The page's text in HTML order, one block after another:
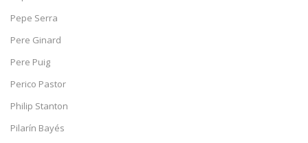
Pepe Serra
Pere Ginard
Pere Puig
Perico Pastor
Philip Stanton
Pilarín Bayés